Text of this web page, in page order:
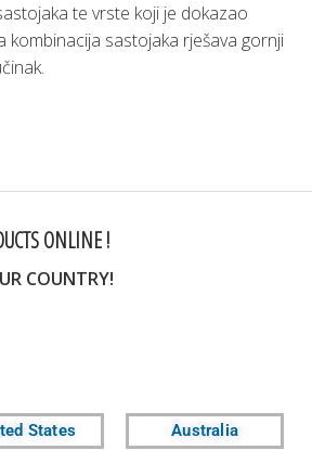
te vrste koji je dokazao
kombinacija sastojaka rješava gornji
ONLINE !
COUNTRY!
States Australia